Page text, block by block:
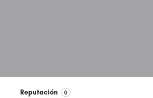
Reputación 0